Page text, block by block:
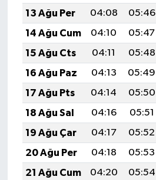
13 Ağu Per
04:08 05:46
14 Ağu Cum
04:10 05:47
15 Ağu Cts
04:11 05:48
16 Ağu Paz
04:13 05:49
17 Ağu Pts
04:14 05:50
18 Ağu Sal
04:16 05:51
19 Ağu Çar
04:17 05:52
20 Ağu Per
04:18 05:53
21 Ağu Cum
04:20 05:54